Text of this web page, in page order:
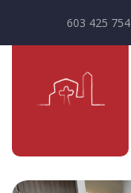
603 425 754